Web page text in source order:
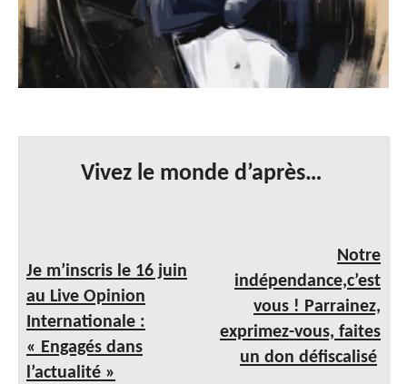
Vivez le monde d’après…
Je m’inscris le 16 juin
au Live Opinion
Internationale :
« Engagés dans
l’actualité »
Notre
indépendance,c’est
vous ! Parrainez,
exprimez-vous, faites
un don défiscalisé